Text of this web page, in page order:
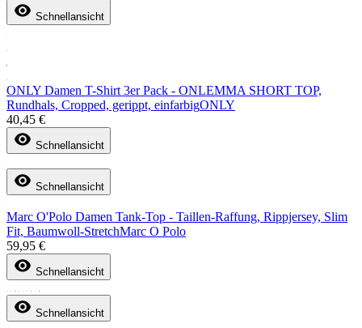
Schnellansicht
ONLY Damen T-Shirt 3er Pack - ONLEMMA SHORT TOP,
Rundhals, Cropped, gerippt, einfarbigONLY
40,45 €
Schnellansicht
Schnellansicht
Marc O'Polo Damen Tank-Top - Taillen-Raffung, Rippjersey, Slim
Fit, Baumwoll-StretchMarc O Polo
59,95 €
Schnellansicht
Schnellansicht